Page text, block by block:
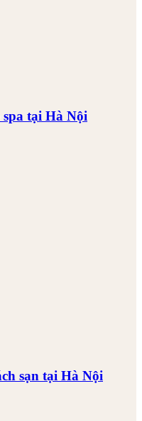
tại Hà Nội
sạn tại Hà Nội